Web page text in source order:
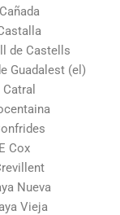
de Castells
Guadalest (el)
Cox
Nueva
Vieja